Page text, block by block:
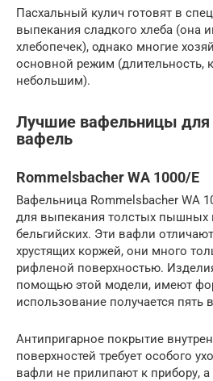
Пасхальный кулич готовят в
выпекания сладкого хлеба (она
хлебопечек), однако многие
основной режим (длительность,
небольшим).
Лучшие вафельницы для
вафель
Rommelsbacher WA 1000/E
Вафельница Rommelsbacher WA
для выпекания толстых пышных
бельгийских. Эти вафли
хрустящих коржей, они много
рифленой поверхностью.
помощью этой модели, имеют
использование получается пять
Антипригарное покрытие
поверхностей требует особого
вафли не прилипают к прибору, а